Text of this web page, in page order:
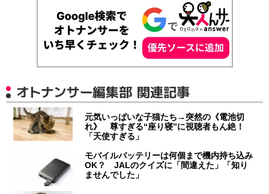
オトナンサー編集部 関連記事
元気いっぱいな子猫たち→突然の《電池切
れ》 尊すぎる“座り寝”に視聴者もん絶！
「天使すぎる」
モバイルバッテリーは何個まで機内持ち込み
OK？ JALのクイズに「間違えた」「知り
ませんでした」